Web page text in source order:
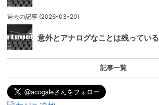
過去の記事 (2026-03-20)
意外とアナログなことは残っている
記事一覧